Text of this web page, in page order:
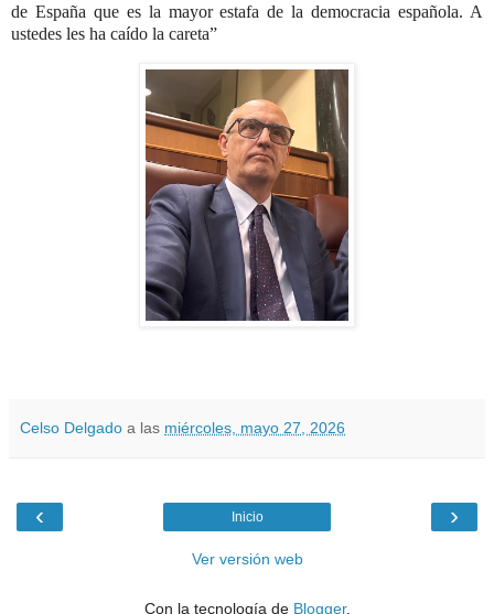
de España que es la mayor estafa de la democracia española. A
ustedes les ha caído la careta”
Celso Delgado a las miércoles, mayo 27, 2026
‹ ›
Inicio
Ver versión web
Con la tecnología de Blogger.